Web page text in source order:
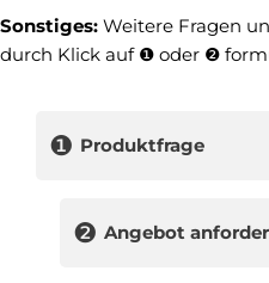
Sonstiges: Weitere Fragen
durch Klick auf ❶ oder ❷
❶ Produktfrage
❷ Angebot